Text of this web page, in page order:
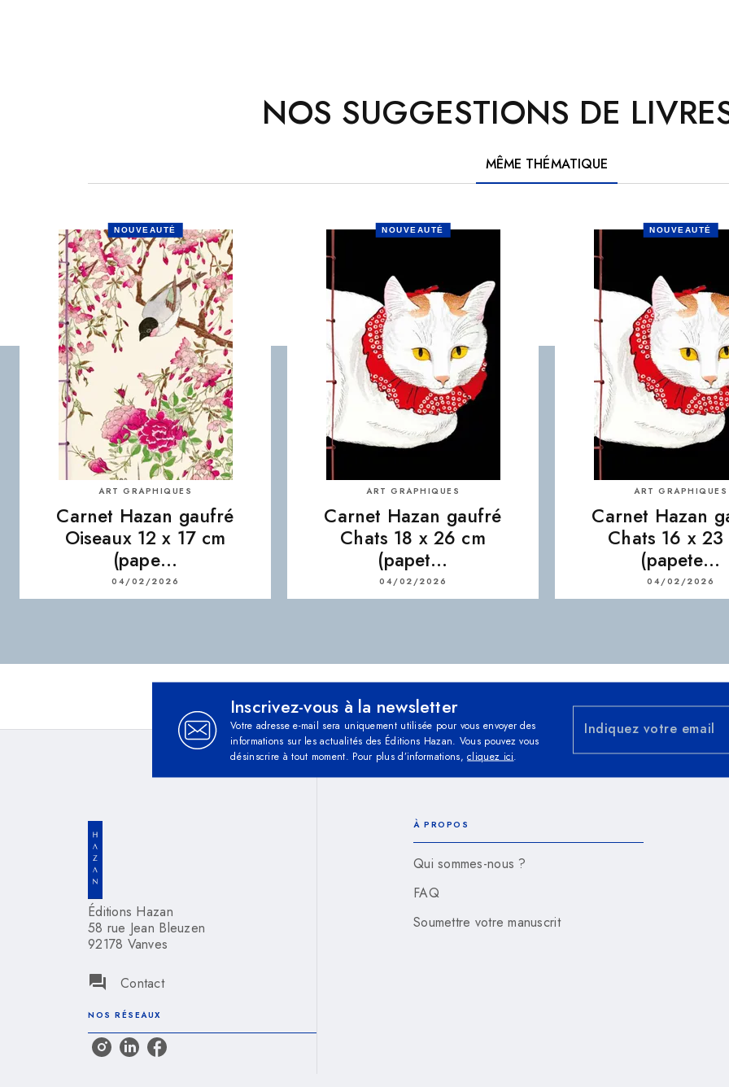
NOS SUGGESTIONS DE
MÊME THÉMATIQUE
NOUVEAUTÉ
ART GRAPHIQUES
Carnet Hazan gaufré
Oiseaux 12 x 17 cm
(pape…
04/02/2026
NOUVEAUTÉ
ART GRAPHIQUES
Carnet Hazan gaufré
Chats 18 x 26 cm
(papet…
04/02/2026
NOUVEAUTÉ
ART GRAPHIQUES
Carnet Hazan
Chats 16 x 23
(papete…
04/02/2026
Inscrivez-vous à la newsletter
Votre adresse e-mail sera uniquement utilisée pour vous envoyer des
informations sur les actualités des Éditions Hazan. Vous pouvez vous
désinscrire à tout moment. Pour plus d’informations,cliquez ici.
Indiquez votre email
Éditions Hazan
58 rue Jean Bleuzen
92178 Vanves
question_answer Contact
NOS RÉSEAUX
À PROPOS
Qui sommes-nous ?
FAQ
Soumettre votre manuscrit